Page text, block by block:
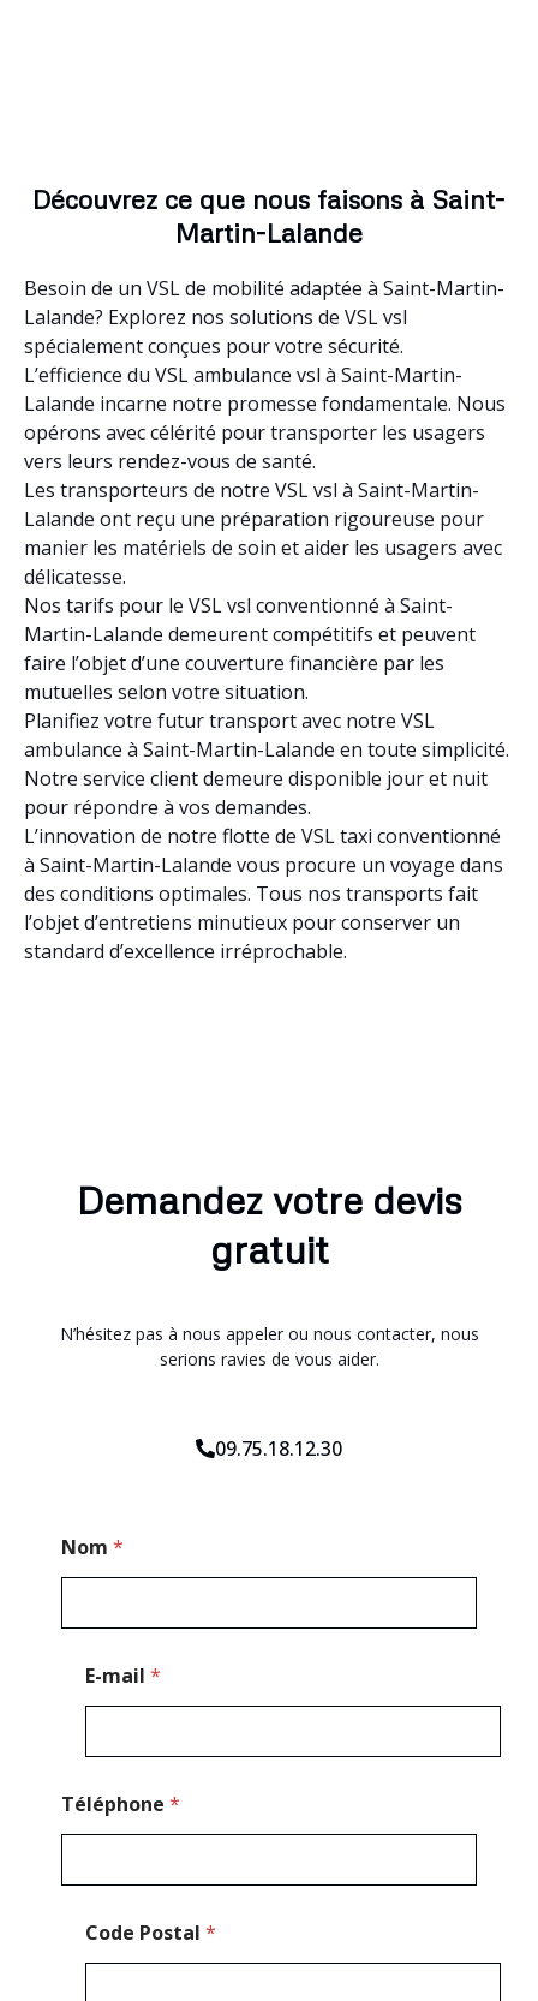
Découvrez ce que nous faisons à Saint-
Martin-Lalande
Besoin de un VSL de mobilité adaptée à Saint-Martin-
Lalande? Explorez nos solutions de VSL vsl
spécialement conçues pour votre sécurité.
L’efficience du VSL ambulance vsl à Saint-Martin-
Lalande incarne notre promesse fondamentale. Nous
opérons avec célérité pour transporter les usagers
vers leurs rendez-vous de santé.
Les transporteurs de notre VSL vsl à Saint-Martin-
Lalande ont reçu une préparation rigoureuse pour
manier les matériels de soin et aider les usagers avec
délicatesse.
Nos tarifs pour le VSL vsl conventionné à Saint-
Martin-Lalande demeurent compétitifs et peuvent
faire l’objet d’une couverture financière par les
mutuelles selon votre situation.
Planifiez votre futur transport avec notre VSL
ambulance à Saint-Martin-Lalande en toute simplicité.
Notre service client demeure disponible jour et nuit
pour répondre à vos demandes.
L’innovation de notre flotte de VSL taxi conventionné
à Saint-Martin-Lalande vous procure un voyage dans
des conditions optimales. Tous nos transports fait
l’objet d’entretiens minutieux pour conserver un
standard d’excellence irréprochable.
Demandez votre devis
gratuit
N’hésitez pas à nous appeler ou nous contacter, nous
serions ravies de vous aider.
09.75.18.12.30
-
m
a
Nom *
E-mail *
Téléphone *
Code Postal *